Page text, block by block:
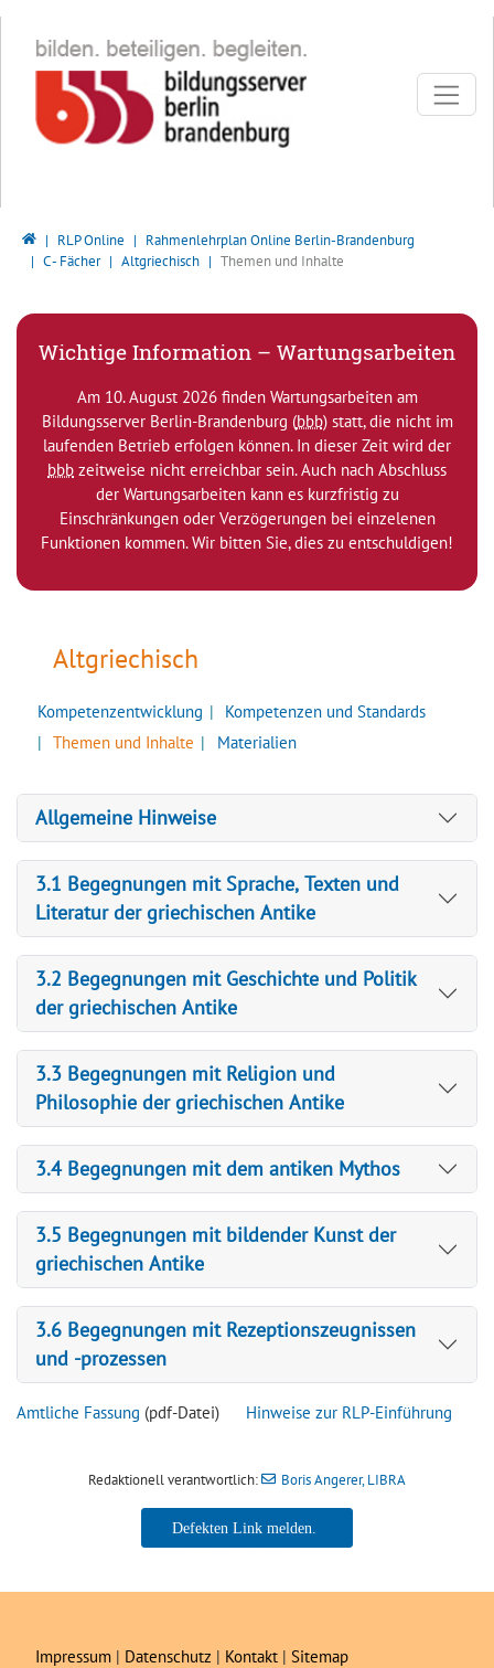
Bildungsserver Berlin - Brandenburg
RLP Online
Rahmenlehrplan Online Berlin-Brandenburg
C - Fächer
Altgriechisch Themen und Inhalte
Wichtige Information – Wartungsarbeiten
Am 10. August 2026 finden Wartungsarbeiten am
Bildungsserver Berlin-Brandenburg (bbb) statt, die nicht im
laufenden Betrieb erfolgen können. In dieser Zeit wird der
bbb zeitweise nicht erreichbar sein. Auch nach Abschluss
der Wartungsarbeiten kann es kurzfristig zu
Einschränkungen oder Verzögerungen bei einzelenen
Funktionen kommen. Wir bitten Sie, dies zu entschuldigen!
Altgriechisch
Kompetenzentwicklung
Kompetenzen und Standards
Themen und Inhalte
Materialien
Allgemeine Hinweise
3.1 Begegnungen mit Sprache, Texten und
Literatur der griechischen Antike
3.2 Begegnungen mit Geschichte und Politik
der griechischen Antike
3.3 Begegnungen mit Religion und
Philosophie der griechischen Antike
3.4 Begegnungen mit dem antiken Mythos
3.5 Begegnungen mit bildender Kunst der
griechischen Antike
3.6 Begegnungen mit Rezeptionszeugnissen
und -prozessen
Amtliche Fassung (pdf-Datei) Hinweise zur RLP-Einführung
Redaktionell verantwortlich: Boris Angerer, LIBRA
Boris Angerer, LIBRA
Impressum | Datenschutz | Kontakt | Sitemap